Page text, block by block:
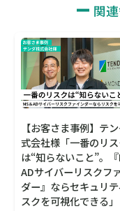
関
【お客さま事例】テ
式会社様「一番のリ
は“知らないこと”。
ADサイバーリスクフ
ダー』ならセキュリテ
スクを可視化できる」